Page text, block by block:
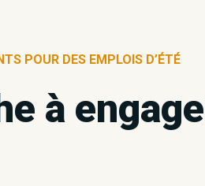
POUR DES EMPLOIS D’ÉTÉ
à